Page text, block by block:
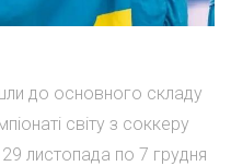
до основного складу
світу з соккеру
листопада по 7 грудня